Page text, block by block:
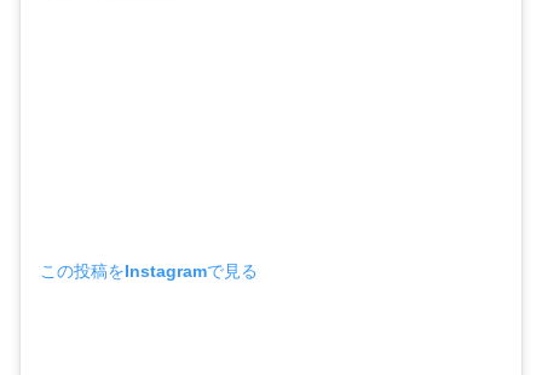
この投稿をInstagramで見る